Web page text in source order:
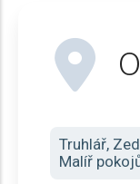
Truhlář,
Malíř